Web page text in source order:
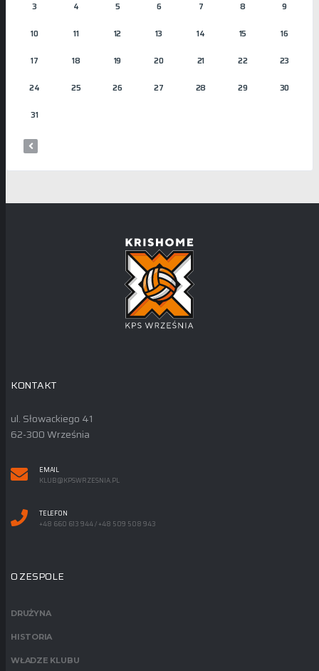
3 4 5 6 7 8 9
10 11 12 13 14 15 16
17 18 19 20 21 22 23
24 25 26 27 28 29 30
31
KONTAKT
ul. Słowackiego 41
62-300 Września
EMAIL
KLUB@KPSWRZESNIA.PL
TELEFON
+48 660 613 944 / +48 509 508 943
O ZESPOLE
DRUŻYNA
HISTORIA
WŁADZE KLUBU